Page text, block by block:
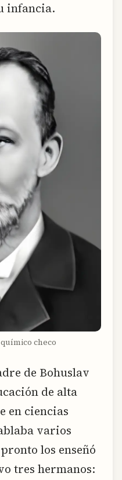
infancia.
checo
de Bohuslav
de alta
en ciencias
varios
los enseñó
tres hermanos: